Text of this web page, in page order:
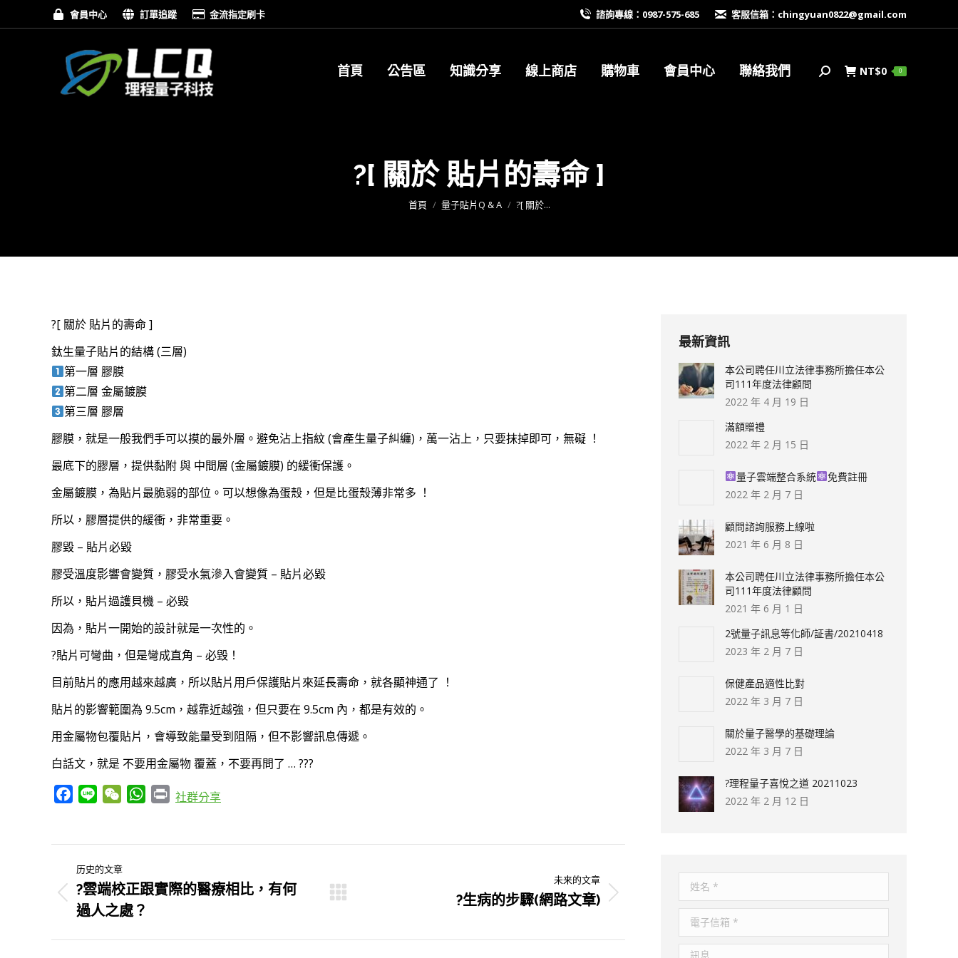
會員中心 訂單追蹤 金流指定刷卡 諮詢專線：0987-575-685 客服信箱： chingyuan0822@gmail.com
首頁 公告區 知識分享 線上商店 購物車 會員中心 聯絡我們
搜
NT$0 0
?[ 關於 貼片的壽命 ]
您在這裡：
首頁 量子貼片Q & A ?[ 關於...
?[ 關於 貼片的壽命 ]
鈦生量子貼片的結構 (三層)
第一層 膠膜
第二層 金屬鍍膜
第三層 膠層
膠膜，就是一般我們手可以摸的最外層。避免沾上指紋 (會產生量子糾纏)，萬一沾上，只要抹掉即可，無礙 ！
最底下的膠層，提供黏附 與 中間層 (金屬鍍膜) 的緩衝保護。
金屬鍍膜，為貼片最脆弱的部位。可以想像為蛋殼，但是比蛋殼薄非常多 ！
所以，膠層提供的緩衝，非常重要。
膠毀 – 貼片必毀
膠受溫度影響會變質，膠受水氣滲入會變質 – 貼片必毀
所以，貼片過護貝機 – 必毀
因為，貼片一開始的設計就是一次性的。
?️貼片可彎曲，但是彎成直角 – 必毀！
目前貼片的應用越來越廣，所以貼片用戶保護貼片來延長壽命，就各顯神通了 ！
貼片的影響範圍為 9.5cm，越靠近越強，但只要在 9.5cm 內，都是有效的。
用金屬物包覆貼片，會導致能量受到阻隔，但不影響訊息傳遞。
白話文，就是 不要用金屬物 覆蓋，不要再問了 … ???
Facebook
Line WeChatWhatsApp
Print
社群分享
文
章
导
历史的文章
历
史
的
?雲端校正跟實際的醫療相比，有何
過人之處？
未来的文章
的
?生病的步驟(網路文章)
最新資訊
本公司聘任川立法律事務所擔任本公
司111年度法律顧問
2022 年 4 月 19 日
滿額贈禮
2022 年 2 月 15 日
量子雲端整合系統
免費註冊
2022 年 2 月 7 日
顧問諮詢服務上線啦
2021 年 6 月 8 日
本公司聘任川立法律事務所擔任本公
司111年度法律顧問
2021 年 6 月 1 日
2號量子訊息等化師/証書/20210418
2023 年 2 月 7 日
保健產品適性比對
2022 年 3 月 7 日
關於量子醫學的基礎理論
2022 年 3 月 7 日
?理程量子喜悅之道 20211023
2022 年 2 月 12 日
姓名 *
電子信箱 *
訊息